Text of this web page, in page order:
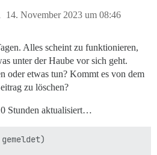
14. November 2023 um 08:46
Alles scheint zu funktionieren,
unter der Haube vor sich geht.
oder etwas tun? Kommt es von dem
zu löschen?
Stunden aktualisiert…